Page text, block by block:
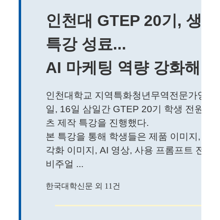
인천대 GTEP 20기, 생
특강 성료...
AI 마케팅 역량 강화해
인천대학교 지역특화청년무역전문가양
일, 16일 삼일간 GTEP 20기 학생 전원을
츠 제작 특강을 진행했다.
본 특강을 통해 학생들은 제품 이미지, 모
각화 이미지, AI 영상, 사용 프롬프트 전체
비주얼 ...
한국대학신문 외 11건